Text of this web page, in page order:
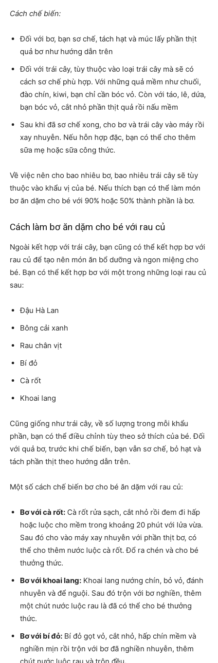
Cách chế biến:
Đối với bơ, bạn sơ chế, tách hạt và múc lấy phần thịt
quả bơ như hướng dẫn trên
Đối với trái cây, tùy thuộc vào loại trái cây mà sẽ có
cách sơ chế phù hợp. Với những quả mềm như chuối,
đào chín, kiwi, bạn chỉ cần bóc vỏ. Còn với táo, lê, dứa,
bạn bóc vỏ, cắt nhỏ phần thịt quả rồi nấu mềm
Sau khi đã sơ chế xong, cho bơ và trái cây vào máy rồi
xay nhuyễn. Nếu hỗn hợp đặc, bạn có thể cho thêm
sữa mẹ hoặc sữa công thức.
Về việc nên cho bao nhiêu bơ, bao nhiêu trái cây sẽ tùy
thuộc vào khẩu vị của bé. Nếu thích bạn có thể làm món
bơ ăn dặm cho bé với 90% hoặc 50% thành phần là bơ.
Cách làm bơ ăn dặm cho bé với rau củ
Ngoài kết hợp với trái cây, bạn cũng có thể kết hợp bơ với
rau củ để tạo nên món ăn bổ dưỡng và ngon miệng cho
bé. Bạn có thể kết hợp bơ với một trong những loại rau củ
sau:
Đậu Hà Lan
Bông cải xanh
Rau chân vịt
Bí đỏ
Cà rốt
Khoai lang
Cũng giống như trái cây, về số lượng trong mỗi khẩu
phần, bạn có thể điều chỉnh tùy theo sở thích của bé. Đối
với quả bơ, trước khi chế biến, bạn vẫn sơ chế, bỏ hạt và
tách phần thịt theo hướng dẫn trên.
Một số cách chế biến bơ cho bé ăn dặm với rau củ:
Bơ với cà rốt: Cà rốt rửa sạch, cắt nhỏ rồi đem đi hấp
hoặc luộc cho mềm trong khoảng 20 phút với lửa vừa.
Sau đó cho vào máy xay nhuyễn với phần thịt bơ, có
thể cho thêm nước luộc cà rốt. Đổ ra chén và cho bé
thưởng thức.
Bơ với khoai lang: Khoai lang nướng chín, bỏ vỏ, đánh
nhuyễn và để nguội. Sau đó trộn với bơ nghiền, thêm
một chút nước luộc rau là đã có thể cho bé thưởng
thức.
Bơ với bí đỏ: Bí đỏ gọt vỏ, cắt nhỏ, hấp chín mềm và
nghiền mịn rồi trộn với bơ đã nghiền nhuyễn, thêm